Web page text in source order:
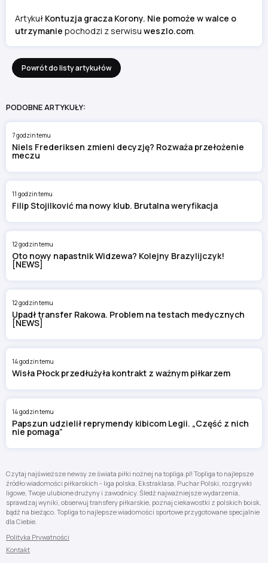
Artykuł Kontuzja gracza Korony. Nie pomoże w walce o
utrzymanie pochodzi z serwisu weszlo.com
Powrót do listy artykułów
PODOBNE ARTYKUŁY:
7 godzin temu
Niels Frederiksen zmieni decyzję? Rozważa przełożenie
meczu
11 godzin temu
Filip Stojilković ma nowy klub. Brutalna weryfikacja
12 godzin temu
Oto nowy napastnik Widzewa? Kolejny Brazylijczyk!
[NEWS]
12 godzin temu
Upadł transfer Rakowa. Problem na testach medycznych
[NEWS]
14 godzin temu
Wisła Płock przedłużyła kontrakt z ważnym piłkarzem
14 godzin temu
Papszun udzielił reprymendy kibicom Legii. „Część z nich
nie pomaga”
Czytaj najświeższe newsy ze świata piłki nożnej na topliga.pl! Topliga to najlepsze
źródło wiadomości piłkarskich - liga polska, Ekstraklasa, Puchar Polski, rozgrywki
ligowe, Twoje ulubione drużyny i zawodnicy. Śledź najważniejsze wydarzenia,
sprawdzaj wyniki, obserwuj transfery piłkarskie, poznaj ciekawostki z polskich boisk,
bądź na bieżąco. Topliga to najlepsze wiadomości sportowe przygotowane specjalnie
dla Ciebie.
Polityka Prywatności
Kontakt